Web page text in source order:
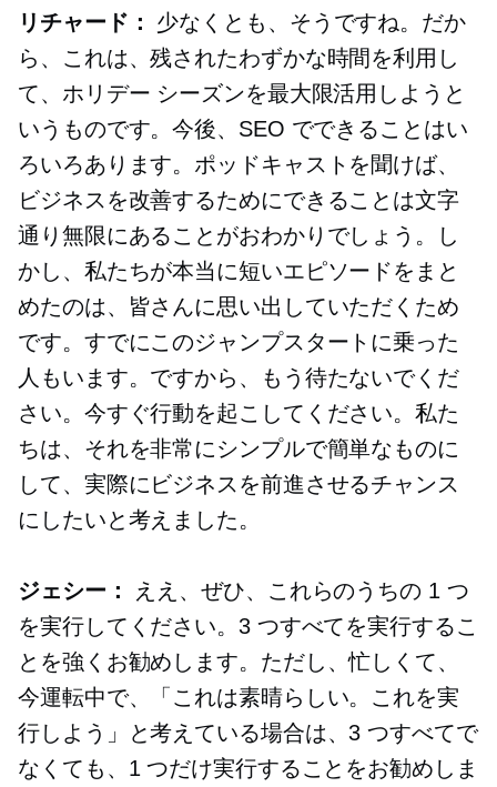
リチャード：
少なくとも、そうですね。だか
ら、これは、残されたわずかな時間を利用し
て、ホリデー シーズンを最大限活用しようと
いうものです。今後、SEO でできることはい
ろいろあります。ポッドキャストを聞けば、
ビジネスを改善するためにできることは文字
通り無限にあることがおわかりでしょう。し
かし、私たちが本当に短いエピソードをまと
めたのは、皆さんに思い出していただくため
です。すでにこのジャンプスタートに乗った
人もいます。ですから、もう待たないでくだ
さい。今すぐ行動を起こしてください。私た
ちは、それを非常にシンプルで簡単なものに
して、実際にビジネスを前進させるチャンス
にしたいと考えました。
ジェシー：
ええ、ぜひ、これらのうちの 1 つ
を実行してください。3 つすべてを実行するこ
とを強くお勧めします。ただし、忙しくて、
今運転中で、「これは素晴らしい。これを実
行しよう」と考えている場合は、3 つすべてで
なくても、1 つだけ実行することをお勧めしま